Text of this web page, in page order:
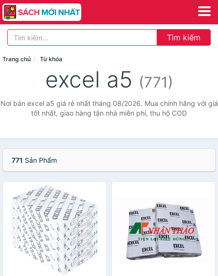
Tìm kiếm
Trang chủ Từ khóa
excel a5 (771)
Nơi bán excel a5 giá rẻ nhất tháng 08/2026. Mua chính hãng với giá
tốt nhất, giao hàng tận nhà miễn phí, thu hộ COD
771 Sản Phẩm